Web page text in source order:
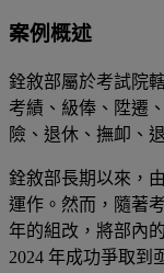
案例概述
銓敘部屬於考試院
考績、級俸、陞遷
險、退休、撫卹、
銓敘部長期以來，
運作。然而，隨著
年的組改，將部內
2024 年成功爭取到